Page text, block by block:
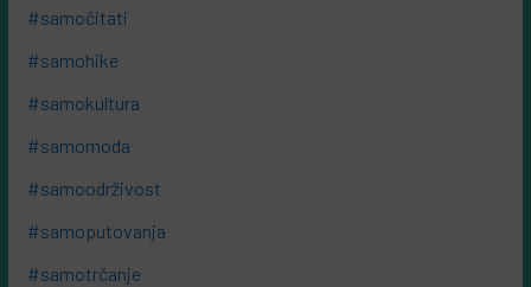
#samočitati
#samohike
#samokultura
#samomoda
#samoodrživost
#samoputovanja
#samotrčanje